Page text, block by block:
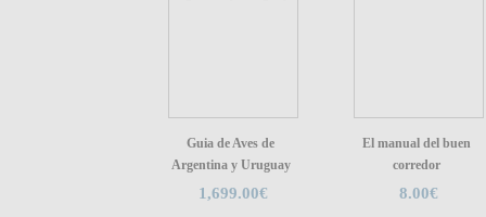
Guia de Aves de
Argentina y Uruguay
1,699.00€
El manual del buen
corredor
8.00€